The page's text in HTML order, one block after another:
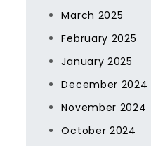
March 2025
February 2025
January 2025
December 2024
November 2024
October 2024